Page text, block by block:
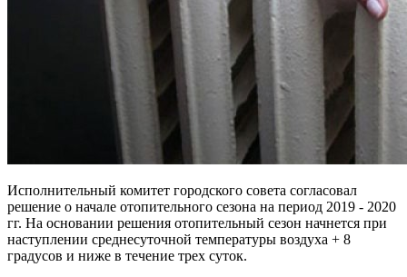
Исполнительный комитет городского совета согласовал
решение о начале отопительного сезона на период 2019 - 2020
гг. На основании решения отопительный сезон начнется при
наступлении среднесуточной температуры воздуха + 8
градусов и ниже в течение трех суток.